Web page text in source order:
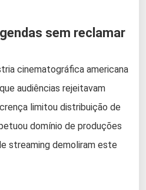
sem reclamar
cinematográfica americana
audiências rejeitavam
limitou distribuição de
domínio de produções
streaming demoliram este